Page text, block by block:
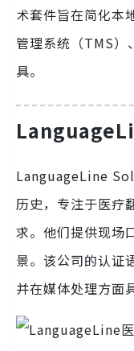
术套件旨在简化本
管理系统（TMS）
具。
LanguageLine
历史，专注于医疗
求。他们提供现场
景。该公司的认证
并在媒体处理方面